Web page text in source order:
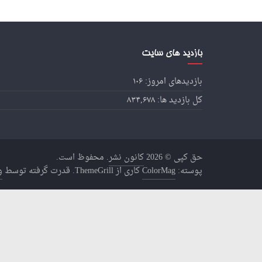
بازدید های سایت
بازدیدهای امروز:۱۰۶
کل بازدید ها:۸۳۴,۶۷۸
حق کپی © 2026 کانون نشر. محفوظ است.
پوسته:ColorMagکاری از ThemeGrill. قدرت گرفته توسط